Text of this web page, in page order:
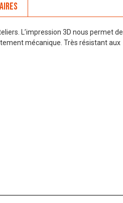
L’impression 3D nous permet de
mécanique. Très résistant aux